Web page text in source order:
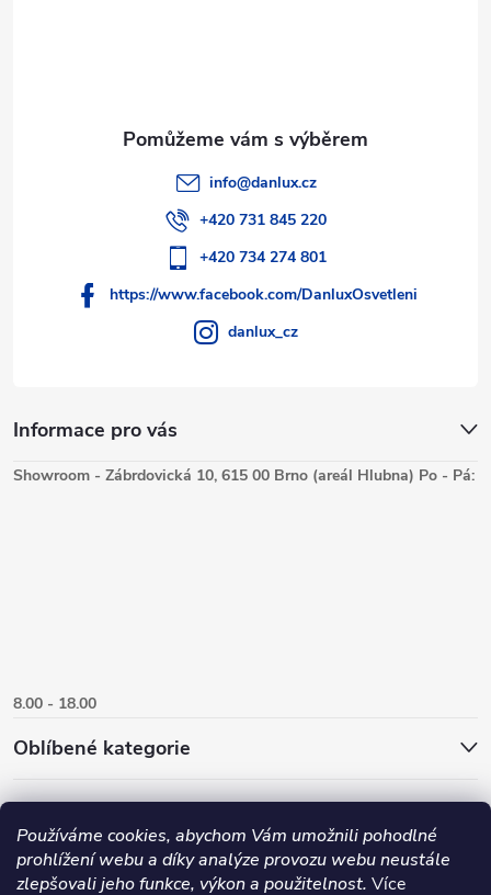
Používáme cookies, abychom Vám umožnili pohodlné
prohlížení webu a díky analýze provozu webu neustále
zlepšovali jeho funkce, výkon a použitelnost. Více
Informace pro vás
info@danlux.cz
+420 731 845 220
+420 734 274 801
https://www.facebook.com/DanluxOsvetleni
danlux_cz
Showroom - Zábrdovická 10, 615 00 Brno (areál Hlubna) Po - Pá:
8.00 - 18.00
Oblíbené kategorie